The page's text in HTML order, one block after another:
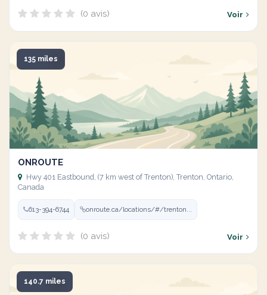
(0 avis) Voir
135 miles
ONROUTE
Hwy 401 Eastbound, (7 km west of Trenton), Trenton, Ontario,
Canada
613-394-6744 onroute.ca/locations/#/trenton...
(0 avis) Voir
140.7 miles